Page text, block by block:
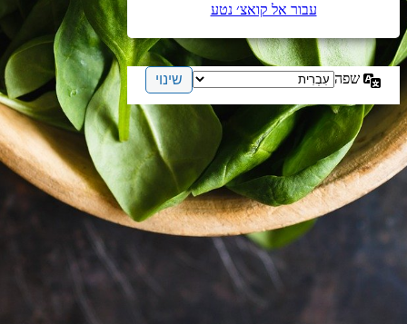
עבור אל קואצ׳ נטע
שפה